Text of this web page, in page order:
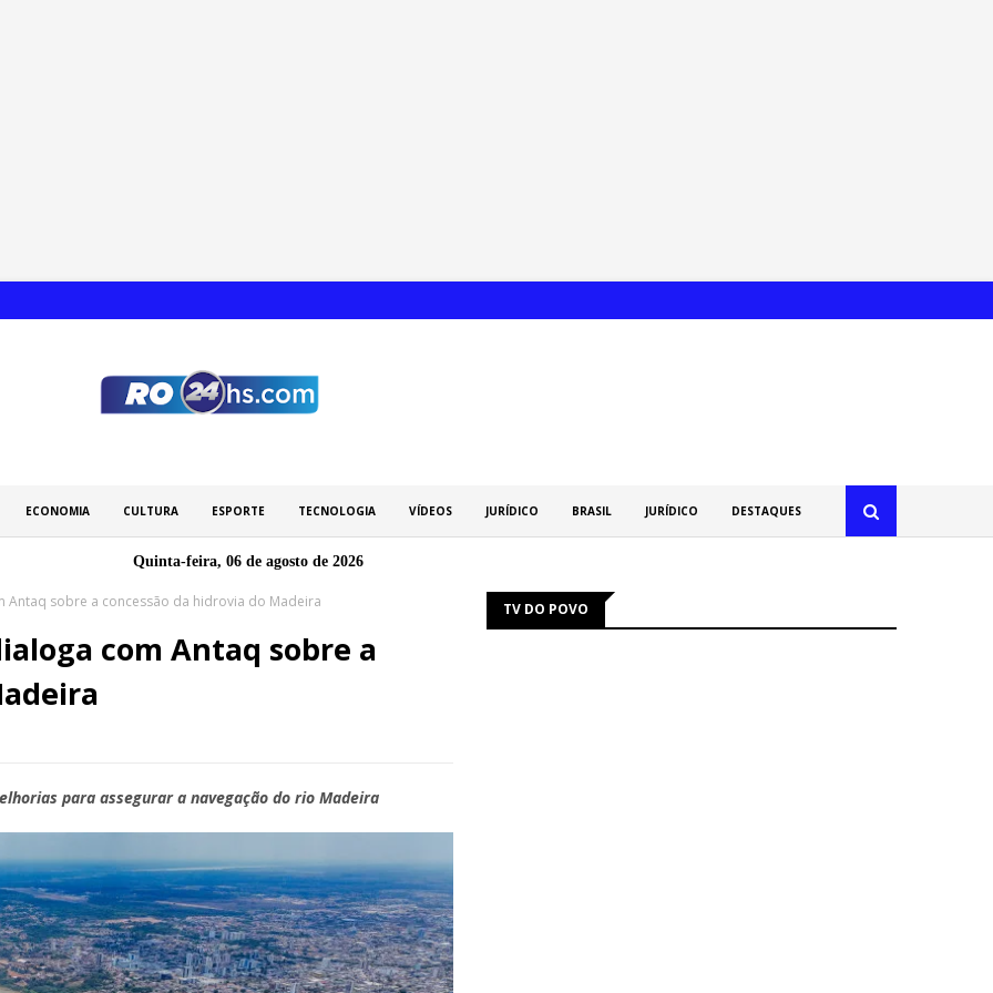
ECONOMIA CULTURA ESPORTE TECNOLOGIA VÍDEOS JURÍDICO BRASIL JURÍDICO DESTAQUES
Quinta-feira, 06 de agosto de 2026
Antaq sobre a concessão da hidrovia do Madeira
com Antaq sobre a
para assegurar a navegação do rio Madeira
TV DO POVO